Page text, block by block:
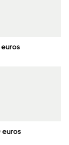
euros
euros